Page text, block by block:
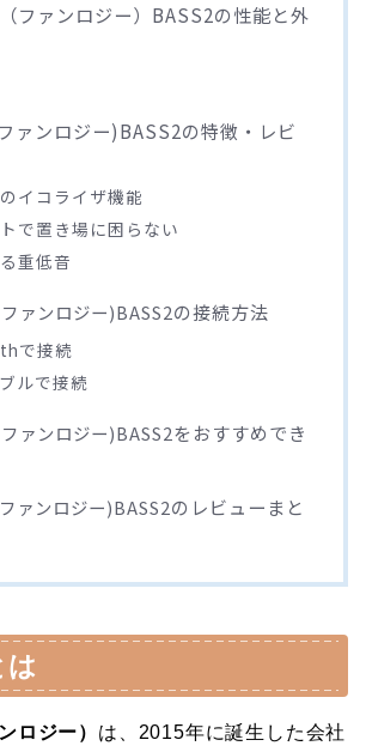
ファンロジー）BASS2の性能と外
ァンロジー)BASS2の特徴・レビ
イコライザ機能
で置き場に困らない
重低音
ァンロジー)BASS2の接続方法
で接続
ルで接続
ァンロジー)BASS2をおすすめでき
ァンロジー)BASS2のレビューまと
は
ロジー） は、2015年に誕生した会社